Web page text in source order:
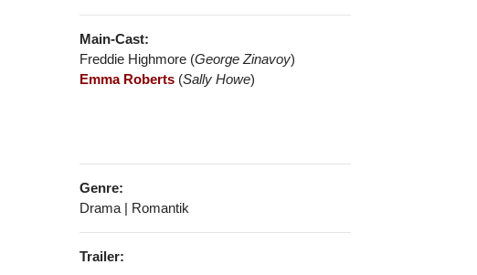
Main-Cast:
Freddie Highmore (George Zinavoy)
Emma Roberts (Sally Howe)
Genre:
Drama | Romantik
Trailer: